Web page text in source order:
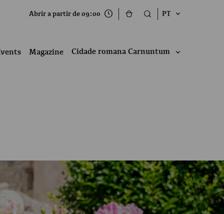
Abrir a partir de 09:00 PT
Magazine Cidade romana Carnuntum